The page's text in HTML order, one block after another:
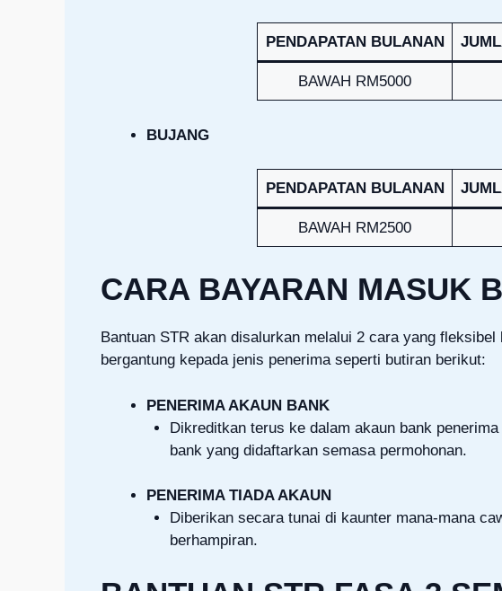
PENDAPATAN BULANAN
BAWAH RM5000
BUJANG
PENDAPATAN BULANAN
BAWAH RM2500
CARA BAYARAN MASUK
Bantuan STR akan disalurkan melalui 2 cara yang
bergantung kepada jenis penerima seperti butiran berikut:
PENERIMA AKAUN BANK
Dikreditkan terus ke dalam akaun bank
bank yang didaftarkan semasa permohonan.
PENERIMA TIADA AKAUN
Diberikan secara tunai di kaunter mana-mana
berhampiran.